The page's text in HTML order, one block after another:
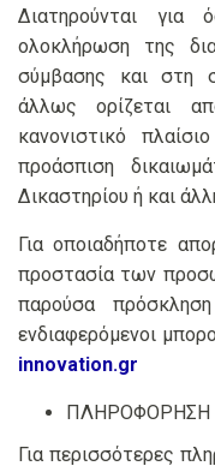
Διατηρούνται για
ολοκλήρωση της
σύμβασης και στη
άλλως ορίζεται
κανονιστικό
προάσπιση
Δικαστηρίου ή και
Για οποιαδήποτε
προστασία των
παρούσα
ενδιαφερόμενοι
innovation.gr
ΠΛΗΡΟΦΟΡΗΣΗ
Για περισσότερες